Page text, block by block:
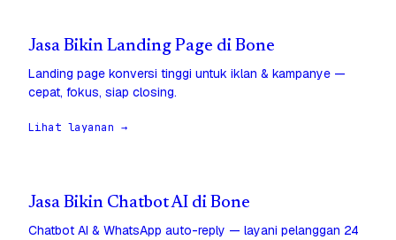
Jasa Bikin Landing Page di Bone
Landing page konversi tinggi untuk iklan & kampanye —
cepat, fokus, siap closing.
Lihat layanan →
Jasa Bikin Chatbot AI di Bone
Chatbot AI & WhatsApp auto-reply — layani pelanggan 24